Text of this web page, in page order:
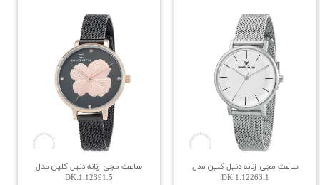
ساعت مچی زنانه دنیل کلین مدل
DK.1.12263.1
ساعت مچی زنانه دنیل کلین مدل
DK.1.12391.5